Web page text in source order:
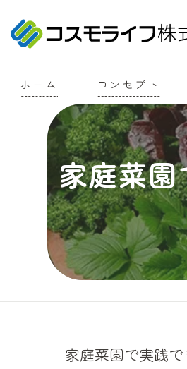
ホーム コンセプト
家庭菜
家庭菜園で実践